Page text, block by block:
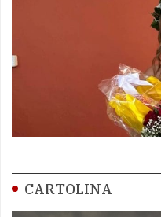
CARTOLINA